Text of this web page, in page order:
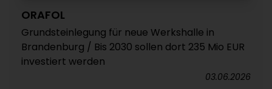
ORAFOL
Grundsteinlegung für neue Werkshalle in
Brandenburg / Bis 2030 sollen dort 235 Mio EUR
investiert werden
03.06.2026